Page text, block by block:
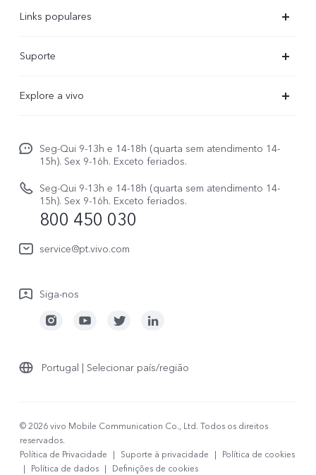
Links populares
X300Pro
V70 FE
Watch GT 2
Suporte
Atualização do sistema
Manual do utilizador
Atualizar registo
Política de garantia
Explore a vivo
Carreiras ao vivo
Avisos legais
Sobre nós
Seg-Qui 9-13h e 14-18h (quarta sem atendimento 14-
15h). Sex 9-16h. Exceto feriados.
Seg-Qui 9-13h e 14-18h (quarta sem atendimento 14-
15h). Sex 9-16h. Exceto feriados.
800 450 030
service@pt.vivo.com
Siga-nos
Portugal | Selecionar país/região
© 2026 vivo Mobile Communication Co., Ltd. Todos os direitos
reservados.
Política de Privacidade
| Suporte à privacidade |
Política de cookies
|
Política de dados | Definições de cookies